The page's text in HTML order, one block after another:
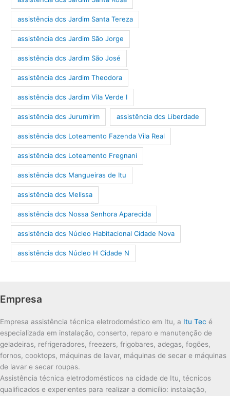
assistência dcs Jardim Santa Tereza
assistência dcs Jardim São Jorge
assistência dcs Jardim São José
assistência dcs Jardim Theodora
assistência dcs Jardim Vila Verde I
assistência dcs Jurumirim assistência dcs Liberdade
assistência dcs Loteamento Fazenda Vila Real
assistência dcs Loteamento Fregnani
assistência dcs Mangueiras de Itu
assistência dcs Melissa
assistência dcs Nossa Senhora Aparecida
assistência dcs Núcleo Habitacional Cidade Nova
assistência dcs Núcleo H Cidade N
Empresa
Empresa assistência técnica eletrodoméstico em Itu, a Itu Tec é
especializada em instalação, conserto, reparo e manutenção de
geladeiras, refrigeradores, freezers, frigobares, adegas, fogões,
fornos, cooktops, máquinas de lavar, máquinas de secar e máquinas
de lavar e secar roupas.
Assistência técnica eletrodomésticos na cidade de Itu, técnicos
qualificados e experientes para realizar a domicílio: instalação,